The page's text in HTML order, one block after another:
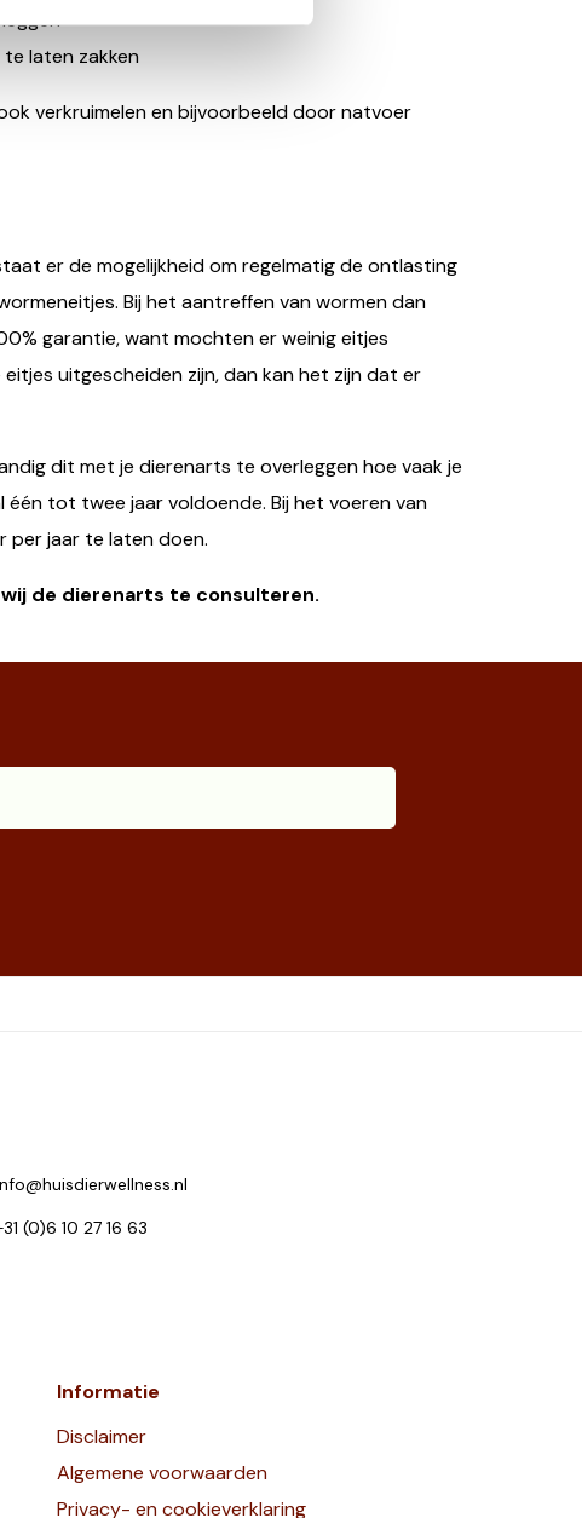
laten zakken
verkruimelen en bijvoorbeeld door natvoer
er de mogelijkheid om regelmatig de ontlasting
Bij het aantreffen van wormen dan
garantie, want mochten er weinig eitjes
uitgescheiden zijn, dan kan het zijn dat er
dit met je dierenarts te overleggen hoe vaak je
tot twee jaar voldoende. Bij het voeren van
per jaar te laten doen.
de dierenarts te consulteren.
(0)6 10 27 16 63
Informatie
Disclaimer
Algemene voorwaarden
Privacy- en cookieverklaring